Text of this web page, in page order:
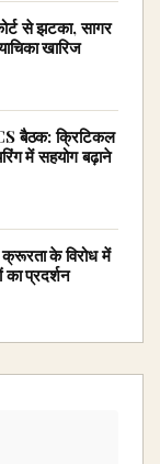
से झटका, सागर
खारिज
बैठक: क्रिटिकल
में सहयोग बढ़ाने
के विरोध में
का प्रदर्शन